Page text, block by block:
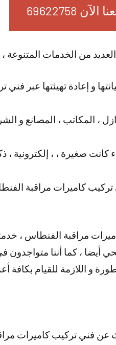
69622758
من الخدمات المتنوعة
و إعادة تهيئتها عبر
، المكاتب ، المصانع و
كانت صغيرة ، ، إلكترونية
تركيب كاميرات مراقبة
أيضا ، كما أننا
و اللازمة للقيام بكافة
فني تركيب كاميرات